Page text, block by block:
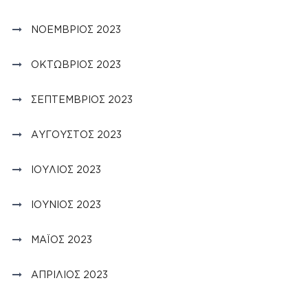
ΝΟΈΜΒΡΙΟΣ 2023
ΟΚΤΏΒΡΙΟΣ 2023
ΣΕΠΤΈΜΒΡΙΟΣ 2023
ΑΎΓΟΥΣΤΟΣ 2023
ΙΟΎΛΙΟΣ 2023
ΙΟΎΝΙΟΣ 2023
ΜΆΙΟΣ 2023
ΑΠΡΊΛΙΟΣ 2023